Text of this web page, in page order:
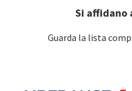
Si affidano
Guarda la lista